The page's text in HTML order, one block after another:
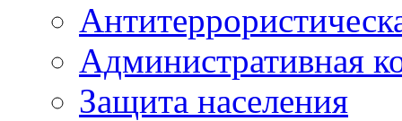
Административная
Защита населения